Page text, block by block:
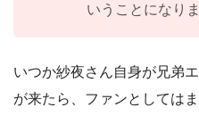
いうことになりま
いつか紗夜さん自身が兄弟
が来たら、ファンとしては